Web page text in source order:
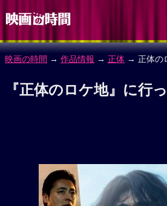
映画の時間 → 作品情報 → 正体 → 正体の
『正体のロケ地』に行